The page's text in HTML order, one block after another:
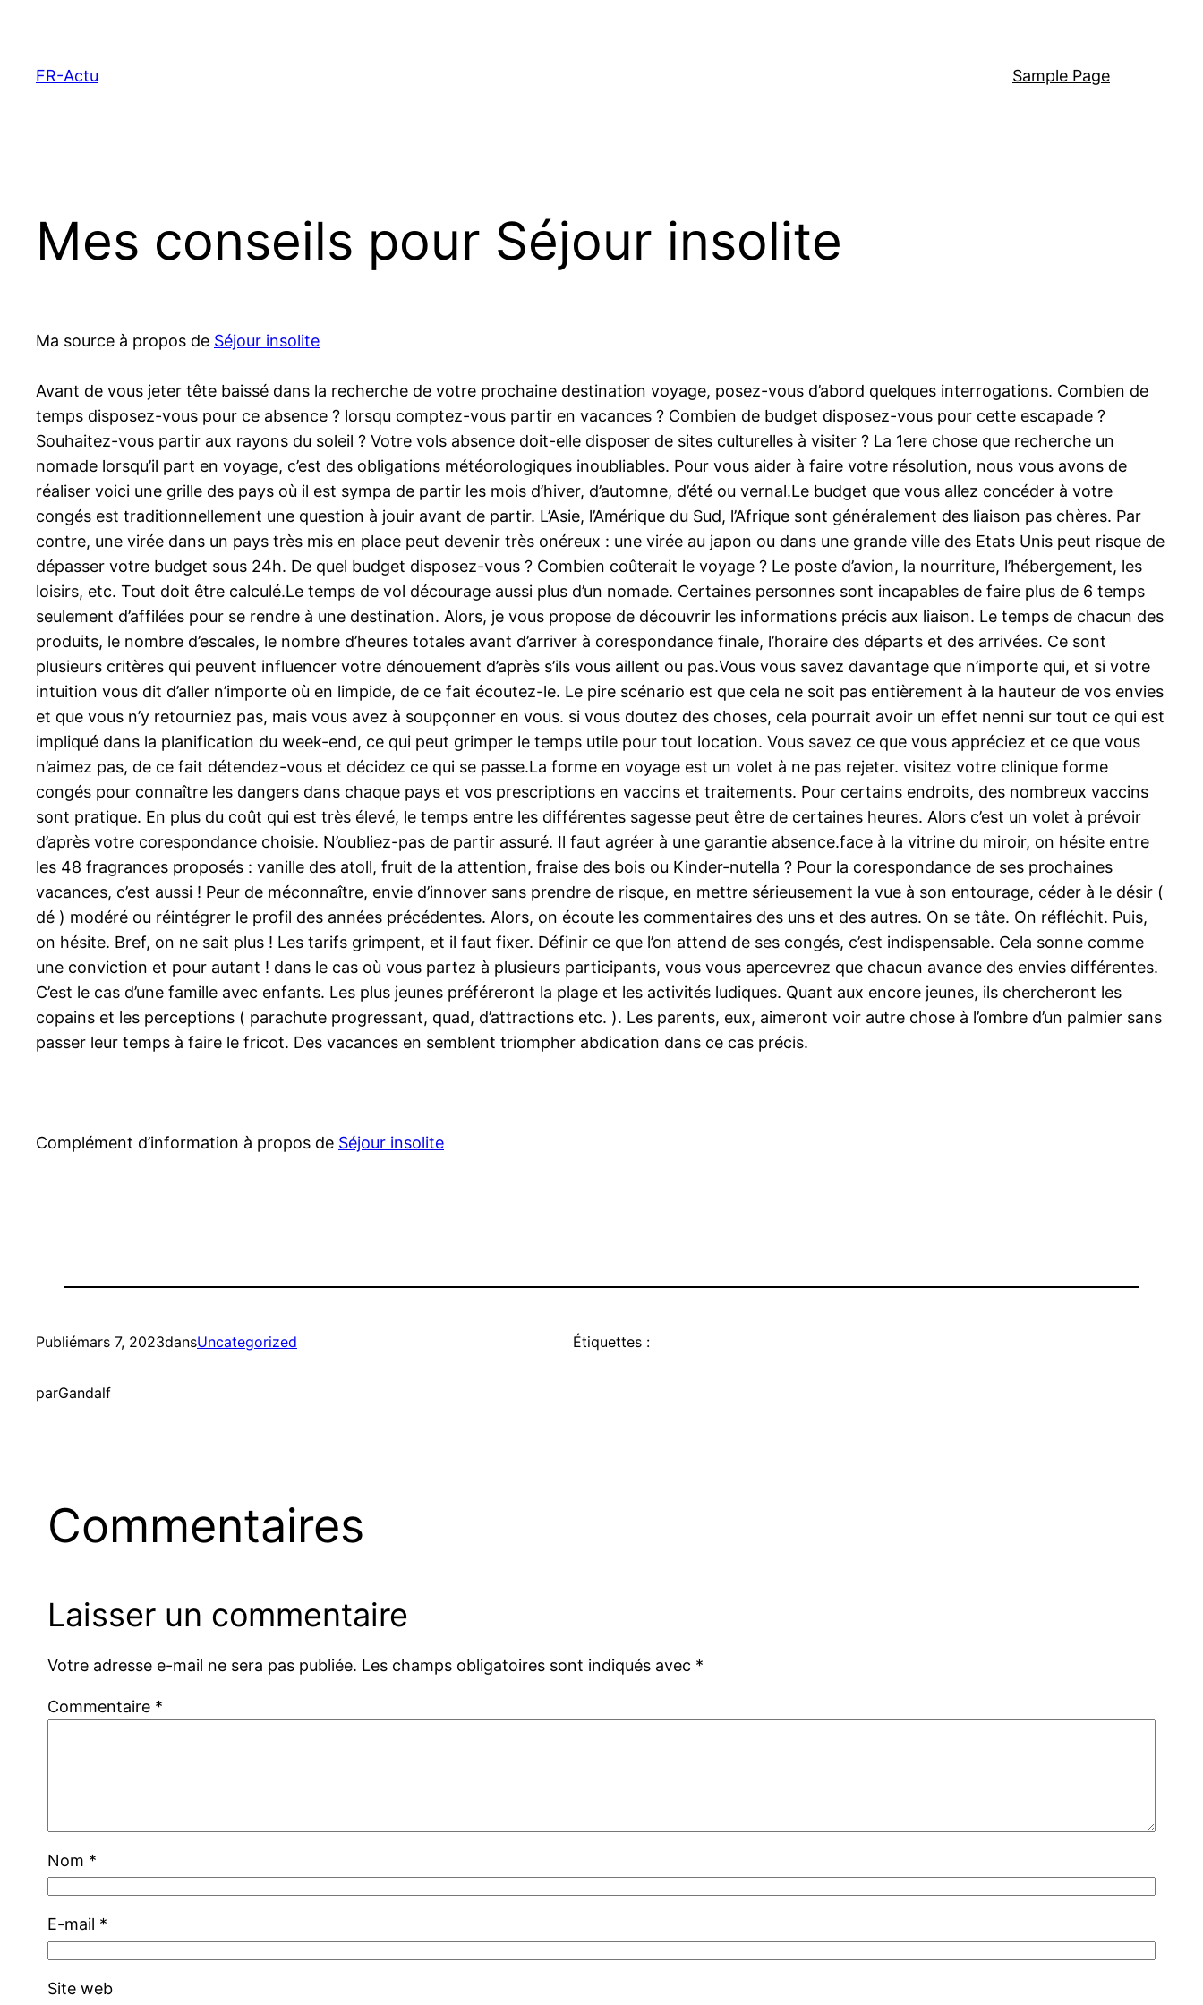
contenu
FR-Actu Sample Page
Mes conseils pour Séjour insolite
Ma source à propos de Séjour insolite
Avant de vous jeter tête baissé dans la recherche de votre prochaine destination voyage, posez-vous d’abord quelques interrogations. Combien de
temps disposez-vous pour ce absence ? lorsqu comptez-vous partir en vacances ? Combien de budget disposez-vous pour cette escapade ?
Souhaitez-vous partir aux rayons du soleil ? Votre vols absence doit-elle disposer de sites culturelles à visiter ? La 1ere chose que recherche un
nomade lorsqu’il part en voyage, c’est des obligations météorologiques inoubliables. Pour vous aider à faire votre résolution, nous vous avons de
réaliser voici une grille des pays où il est sympa de partir les mois d’hiver, d’automne, d’été ou vernal.Le budget que vous allez concéder à votre
congés est traditionnellement une question à jouir avant de partir. L’Asie, l’Amérique du Sud, l’Afrique sont généralement des liaison pas chères. Par
contre, une virée dans un pays très mis en place peut devenir très onéreux : une virée au japon ou dans une grande ville des Etats Unis peut risque de
dépasser votre budget sous 24h. De quel budget disposez-vous ? Combien coûterait le voyage ? Le poste d’avion, la nourriture, l’hébergement, les
loisirs, etc. Tout doit être calculé.Le temps de vol décourage aussi plus d’un nomade. Certaines personnes sont incapables de faire plus de 6 temps
seulement d’affilées pour se rendre à une destination. Alors, je vous propose de découvrir les informations précis aux liaison. Le temps de chacun des
produits, le nombre d’escales, le nombre d’heures totales avant d’arriver à corespondance finale, l’horaire des départs et des arrivées. Ce sont
plusieurs critères qui peuvent influencer votre dénouement d’après s’ils vous aillent ou pas.Vous vous savez davantage que n’importe qui, et si votre
intuition vous dit d’aller n’importe où en limpide, de ce fait écoutez-le. Le pire scénario est que cela ne soit pas entièrement à la hauteur de vos envies
et que vous n’y retourniez pas, mais vous avez à soupçonner en vous. si vous doutez des choses, cela pourrait avoir un effet nenni sur tout ce qui est
impliqué dans la planification du week-end, ce qui peut grimper le temps utile pour tout location. Vous savez ce que vous appréciez et ce que vous
n’aimez pas, de ce fait détendez-vous et décidez ce qui se passe.La forme en voyage est un volet à ne pas rejeter. visitez votre clinique forme
congés pour connaître les dangers dans chaque pays et vos prescriptions en vaccins et traitements. Pour certains endroits, des nombreux vaccins
sont pratique. En plus du coût qui est très élevé, le temps entre les différentes sagesse peut être de certaines heures. Alors c’est un volet à prévoir
d’après votre corespondance choisie. N’oubliez-pas de partir assuré. Il faut agréer à une garantie absence.face à la vitrine du miroir, on hésite entre
les 48 fragrances proposés : vanille des atoll, fruit de la attention, fraise des bois ou Kinder-nutella ? Pour la corespondance de ses prochaines
vacances, c’est aussi ! Peur de méconnaître, envie d’innover sans prendre de risque, en mettre sérieusement la vue à son entourage, céder à le désir (
dé ) modéré ou réintégrer le profil des années précédentes. Alors, on écoute les commentaires des uns et des autres. On se tâte. On réfléchit. Puis,
on hésite. Bref, on ne sait plus ! Les tarifs grimpent, et il faut fixer. Définir ce que l’on attend de ses congés, c’est indispensable. Cela sonne comme
une conviction et pour autant ! dans le cas où vous partez à plusieurs participants, vous vous apercevrez que chacun avance des envies différentes.
C’est le cas d’une famille avec enfants. Les plus jeunes préféreront la plage et les activités ludiques. Quant aux encore jeunes, ils chercheront les
copains et les perceptions ( parachute progressant, quad, d’attractions etc. ). Les parents, eux, aimeront voir autre chose à l’ombre d’un palmier sans
passer leur temps à faire le fricot. Des vacances en semblent triompher abdication dans ce cas précis.
Complément d’information à propos de Séjour insolite
Publiémars 7, 2023dansUncategorized
parGandalf
Étiquettes :
Commentaires
Laisser un commentaire
Votre adresse e-mail ne sera pas publiée. Les champs obligatoires sont indiqués avec *
Commentaire *
Nom *
E-mail *
Site web